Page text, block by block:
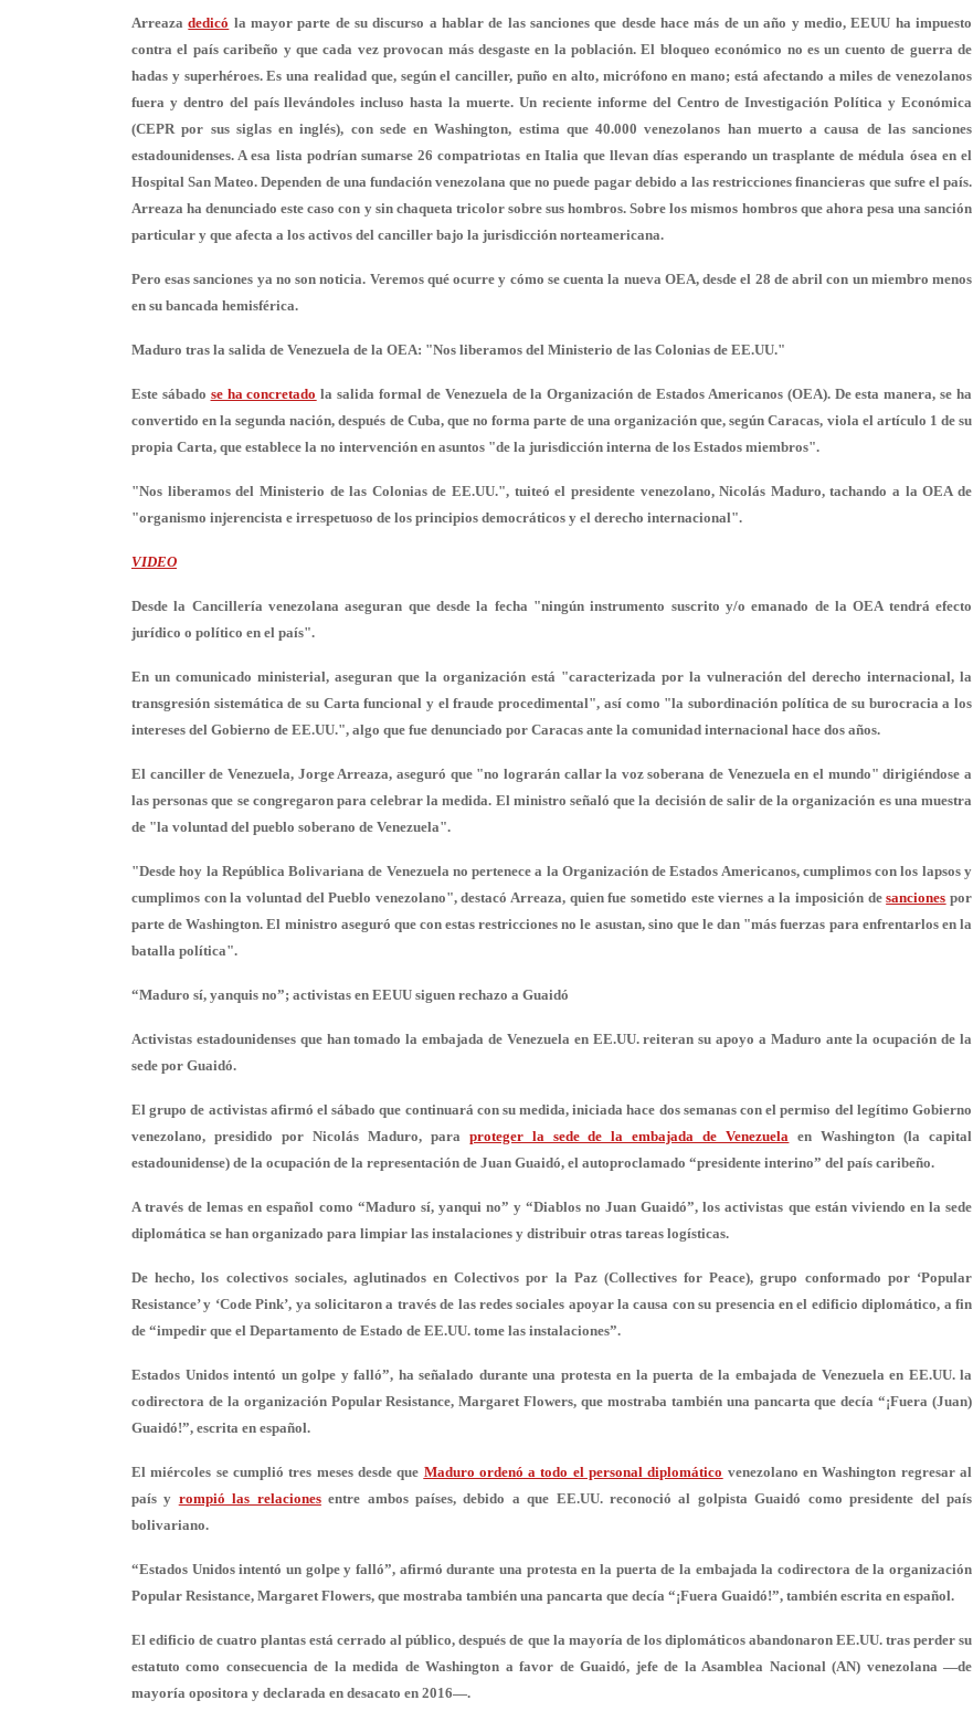
Arreazadedicó la mayor parte de su discurso a hablar de las sanciones que desde hace más de un año y medio, EEUU ha impuesto
contra el país caribeño y que cada vez provocan más desgaste en la población. El bloqueo económico no es un cuento de guerra de
hadas y superhéroes. Es una realidad que, según el canciller, puño en alto, micrófono en mano; está afectando a miles de venezolanos
fuera y dentro del país llevándoles incluso hasta la muerte. Un reciente informe del Centro de Investigación Política y Económica
(CEPR por sus siglas en inglés), con sede en Washington, estima que 40.000 venezolanos han muerto a causa de las sanciones
estadounidenses. A esa lista podrían sumarse 26 compatriotas en Italia que llevan días esperando un trasplante de médula ósea en el
Hospital San Mateo. Dependen de una fundación venezolana que no puede pagar debido a las restricciones financieras que sufre el país.
Arreaza ha denunciado este caso con y sin chaqueta tricolor sobre sus hombros. Sobre los mismos hombros que ahora pesa una sanción
particular y que afecta a los activos del canciller bajo la jurisdicción norteamericana.
Pero esas sanciones ya no son noticia. Veremos qué ocurre y cómo se cuenta la nueva OEA, desde el 28 de abril con un miembro menos
en su bancada hemisférica.
Maduro tras la salida de Venezuela de la OEA: "Nos liberamos del Ministerio de las Colonias de EE.UU."
Este sábado se ha concretado la salida formal de Venezuela de la Organización de Estados Americanos (OEA). De esta manera, se ha
convertido en la segunda nación, después de Cuba, que no forma parte de una organización que, según Caracas, viola el artículo 1 de su
propia Carta, que establece la no intervención en asuntos "de la jurisdicción interna de los Estados miembros".
"Nos liberamos del Ministerio de las Colonias de EE.UU.", tuiteó el presidente venezolano, Nicolás Maduro, tachando a la OEA de
"organismo injerencista e irrespetuoso de los principios democráticos y el derecho internacional".
VIDEO
Desde la Cancillería venezolana aseguran que desde la fecha "ningún instrumento suscrito y/o emanado de la OEA tendrá efecto
jurídico o político en el país".
En un comunicado ministerial, aseguran que la organización está "caracterizada por la vulneración del derecho internacional, la
transgresión sistemática de su Carta funcional y el fraude procedimental", así como "la subordinación política de su burocracia a los
intereses del Gobierno de EE.UU.", algo que fue denunciado por Caracas ante la comunidad internacional hace dos años.
El canciller de Venezuela, Jorge Arreaza, aseguró que "no lograrán callar la voz soberana de Venezuela en el mundo" dirigiéndose a
las personas que se congregaron para celebrar la medida. El ministro señaló que la decisión de salir de la organización es una muestra
de "la voluntad del pueblo soberano de Venezuela".
"Desde hoy la República Bolivariana de Venezuela no pertenece a la Organización de Estados Americanos, cumplimos con los lapsos y
cumplimos con la voluntad del Pueblo venezolano", destacó Arreaza, quien fue sometido este viernes a la imposición desanciones por
parte de Washington. El ministro aseguró que con estas restricciones no le asustan, sino que le dan "más fuerzas para enfrentarlos en la
batalla política".
“Maduro sí, yanquis no”; activistas en EEUU siguen rechazo a Guaidó
Activistas estadounidenses que han tomado la embajada de Venezuela en EE.UU. reiteran su apoyo a Maduro ante la ocupación de la
sede por Guaidó.
El grupo de activistas afirmó el sábado que continuará con su medida, iniciada hace dos semanas con el permiso del legítimo Gobierno
venezolano, presidido por Nicolás Maduro, para proteger la sede de la embajada de Venezuela en Washington (la capital
estadounidense) de la ocupación de la representación de Juan Guaidó, el autoproclamado “presidente interino” del país caribeño.
A través de lemas en español como “Maduro sí, yanqui no” y “Diablos no Juan Guaidó”, los activistas que están viviendo en la sede
diplomática se han organizado para limpiar las instalaciones y distribuir otras tareas logísticas.
De hecho, los colectivos sociales, aglutinados en Colectivos por la Paz (Collectives for Peace), grupo conformado por ‘Popular
Resistance’ y ‘Code Pink’, ya solicitaron a través de las redes sociales apoyar la causa con su presencia en el edificio diplomático, a fin
de “impedir que el Departamento de Estado de EE.UU. tome las instalaciones”.
Estados Unidos intentó un golpe y falló”, ha señalado durante una protesta en la puerta de la embajada de Venezuela en EE.UU. la
codirectora de la organización Popular Resistance, Margaret Flowers, que mostraba también una pancarta que decía “¡Fuera (Juan)
Guaidó!”, escrita en español.
El miércoles se cumplió tres meses desde que Maduro ordenó a todo el personal diplomático venezolano en Washington regresar al
país y rompió las relacionesentre ambos países, debido a que EE.UU. reconoció al golpista Guaidó como presidente del país
bolivariano.
“Estados Unidos intentó un golpe y falló”, afirmó durante una protesta en la puerta de la embajada la codirectora de la organización
Popular Resistance, Margaret Flowers, que mostraba también una pancarta que decía “¡Fuera Guaidó!”, también escrita en español.
El edificio de cuatro plantas está cerrado al público, después de que la mayoría de los diplomáticos abandonaron EE.UU. tras perder su
estatuto como consecuencia de la medida de Washington a favor de Guaidó, jefe de la Asamblea Nacional (AN) venezolana —de
mayoría opositora y declarada en desacato en 2016—.